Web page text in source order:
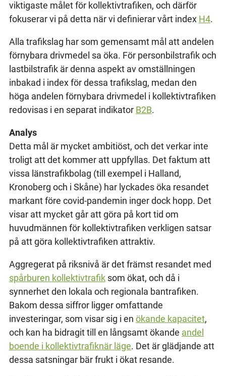
viktigaste målet för kollektivtrafiken, och därför
fokuserar vi på detta när vi definierar vårt index H4.
Alla trafikslag har som gemensamt mål att andelen
förnybara drivmedel sa öka. För personbilstrafik och
lastbilstrafik är denna aspekt av omställningen
inbakad i index för dessa trafikslag, medan den
höga andelen förnybara drivmedel i kollektivtrafiken
redovisas i en separat indikator B2B.
Analys
Detta mål är mycket ambitiöst, och det verkar inte
troligt att det kommer att uppfyllas. Det faktum att
vissa länstrafikbolag (till exempel i Halland,
Kronoberg och i Skåne) har lyckades öka resandet
markant före covid-pandemin inger dock hopp. Det
visar att mycket går att göra på kort tid om
huvudmännen för kollektivtrafiken verkligen satsar
på att göra kollektivtrafiken attraktiv.
Aggregerat på riksnivå är det främst resandet med
spårburen kollektivtrafiksom ökat, och då i
synnerhet den lokala och regionala bantrafiken.
Bakom dessa siffror ligger omfattande
investeringar, som visar sig i en ökande kapacitet,
och kan ha bidragit till en långsamt ökande andel
boende i kollektivtrafiknär läge. Det är glädjande att
dessa satsningar bär frukt i ökat resande.